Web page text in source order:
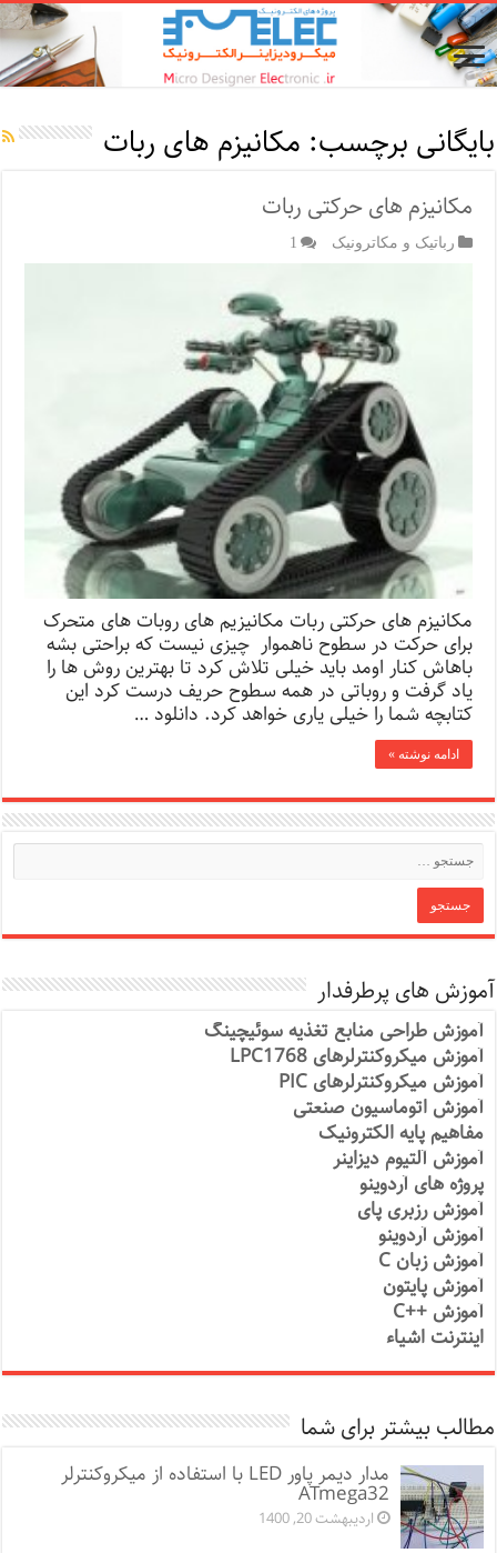
بایگانی برچسب: مکانیزم های ربات
مکانیزم های حرکتی ربات
رباتیک و مکاترونیک 1
مکانیزم های حرکتی ربات مکانیزیم های روبات های متحرک
برای حرکت در سطوح ناهموار چیزی نیست که براحتی بشه
باهاش کنار اومد باید خیلی تلاش کرد تا بهترین روش ها را
یاد گرفت و روباتی در همه سطوح حریف درست کرد این
کتابچه شما را خیلی یاری خواهد کرد. دانلود …
ادامه نوشته »
آموزش های پرطرفدار
آموزش طراحی منابع تغذیه سوئیچینگ
آموزش میکروکنترلرهای LPC1768
آموزش میکروکنترلرهای PIC
آموزش اتوماسیون صنعتی
مفاهیم پایه الکترونیک
آموزش آلتیوم دیزاینر
پروژه های آردوینو
آموزش رزبری پای
آموزش آردوینو
آموزش زبان C
آموزش پایتون
آموزش ++C
اینترنت اشیاء
مطالب بیشتر برای شما
مدار دیمر پاور LED با استفاده از میکروکنترلر
ATmega32
اردیبهشت 20, 1400